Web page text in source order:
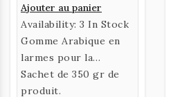
Ajouter au panier
Availability: 3 In Stock
Gomme Arabique en
larmes pour la
préparation d'un liant.
Sachet de 350 gr de
produit.